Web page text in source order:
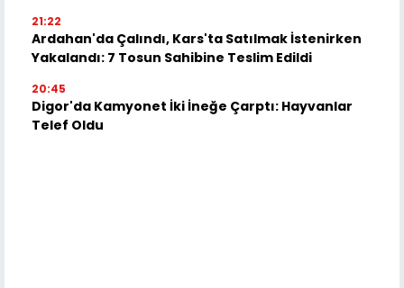
21:22
Ardahan'da Çalındı, Kars'ta Satılmak İstenirken
Yakalandı: 7 Tosun Sahibine Teslim Edildi
20:45
Digor'da Kamyonet İki İneğe Çarptı: Hayvanlar
Telef Oldu